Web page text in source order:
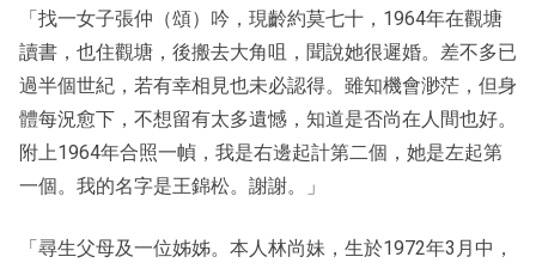
「找一女子張仲（頌）吟，現齡約莫七十，1964年在觀塘
讀書，也住觀塘，後搬去大角咀，聞說她很遲婚。差不多已
過半個世紀，若有幸相見也未必認得。雖知機會渺茫，但身
體每況愈下，不想留有太多遺憾，知道是否尚在人間也好。
附上1964年合照一幀，我是右邊起計第二個，她是左起第
一個。我的名字是王錦松。謝謝。」
「尋生父母及一位姊姊。本人林尚妹，生於1972年3月中，